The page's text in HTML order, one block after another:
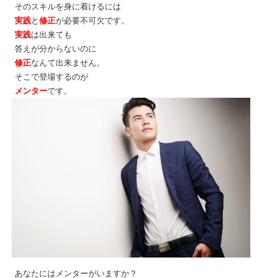
そのスキルを身に着けるには
実践と修正が必要不可欠です。
実践は出来ても
答えが分からないのに
修正なんて出来ません。
そこで登場するのが
メンターです。
あなたにはメンターがいますか？